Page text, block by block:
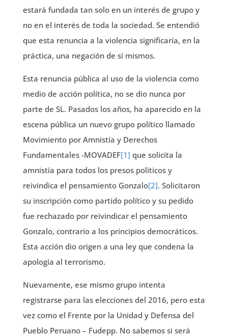
estará fundada tan solo en un interés de grupo y
no en el interés de toda la sociedad. Se entendió
que esta renuncia a la violencia significaría, en la
práctica, una negación de sí mismos.
Esta renuncia pública al uso de la violencia como
medio de acción política, no se dio nunca por
parte de SL. Pasados los años, ha aparecido en la
escena pública un nuevo grupo político llamado
Movimiento por Amnistía y Derechos
Fundamentales -MOVADEF[1] que solicita la
amnistía para todos los presos políticos y
reivindica el pensamiento Gonzalo[2]. Solicitaron
su inscripción como partido político y su pedido
fue rechazado por reivindicar el pensamiento
Gonzalo, contrario a los principios democráticos.
Esta acción dio origen a una ley que condena la
apología al terrorismo.
Nuevamente, ese mismo grupo intenta
registrarse para las elecciones del 2016, pero esta
vez como el Frente por la Unidad y Defensa del
Pueblo Peruano – Fudepp. No sabemos si será